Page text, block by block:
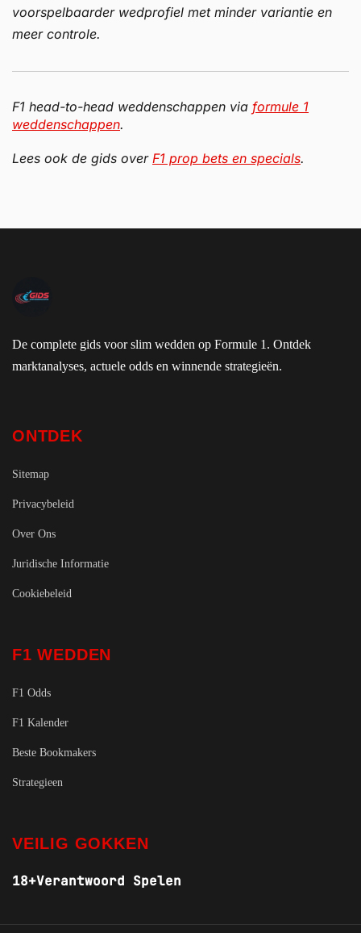
voorspelbaarder wedprofiel met minder variantie en
meer controle.
F1 head-to-head weddenschappen via formule 1
weddenschappen.
Lees ook de gids over F1 prop bets en specials.
De complete gids voor slim wedden op Formule 1. Ontdek
marktanalyses, actuele odds en winnende strategieën.
ONTDEK
Sitemap
Privacybeleid
Over Ons
Juridische Informatie
Cookiebeleid
F1 WEDDEN
F1 Odds
F1 Kalender
Beste Bookmakers
Strategieen
VEILIG GOKKEN
18+Verantwoord Spelen